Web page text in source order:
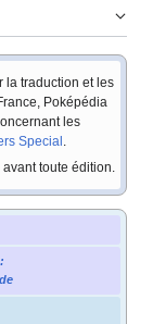
la traduction et les
Poképédia
les
Special.
avant toute édition.
: